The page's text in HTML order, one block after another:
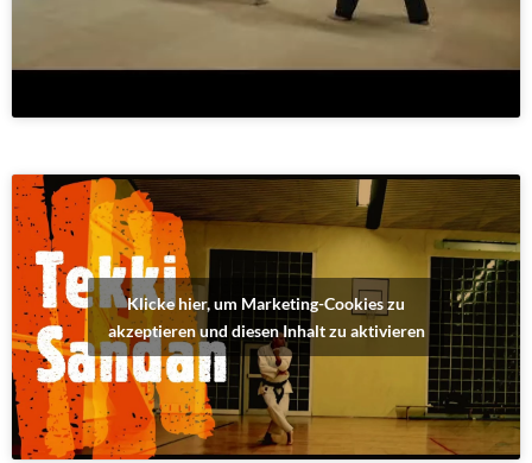
Klicke hier, um Marketing-Cookies zu
akzeptieren und diesen Inhalt zu aktivieren